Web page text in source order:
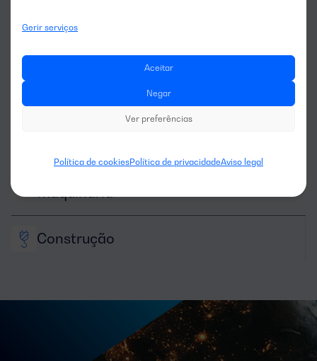
Gerir serviços
Aceitar
Negar
Ver preferências
Política de cookiesPolítica de privacidadeAviso legal
Para que
maquinaria
Construção